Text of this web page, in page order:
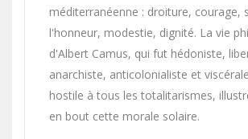
méditerranéenne : droiture, courage,
l'honneur, modestie, dignité. La vie
d'Albert Camus, qui fut hédoniste,
anarchiste, anticolonialiste et
hostile à tous les totalitarismes,
en bout cette morale solaire.